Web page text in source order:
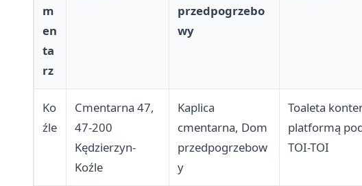
m
en
ta
rz
przedpogrzebo
wy
Ko
źle
Cmentarna 47,
47-200
Kędzierzyn-
Koźle
Kaplica
cmentarna, Dom
przedpogrzebow
y
Toaleta
platformą
TOI-TOI